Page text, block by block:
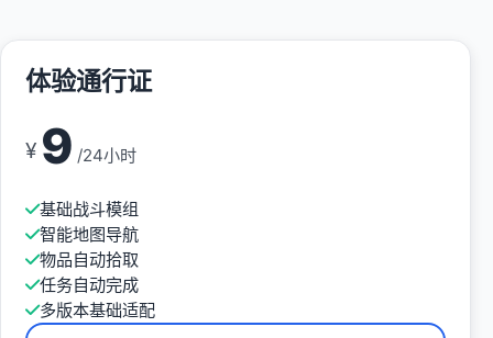
体验通行证
¥ 9 /24小时
基础战斗模组
智能地图导航
物品自动拾取
任务自动完成
多版本基础适配